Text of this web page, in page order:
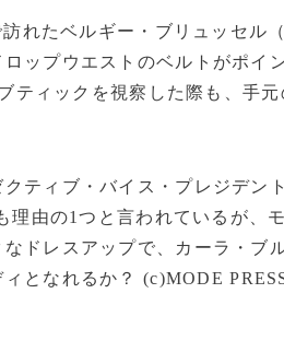
れたベルギー・ブリュッセル（
ップウエストのベルトがポイ
ティックを視察した際も、手
ティブ・バイス・プレジデン
理由の1つと言われているが、
ドレスアップで、カーラ・ブ
となれるか？ (c)MODE